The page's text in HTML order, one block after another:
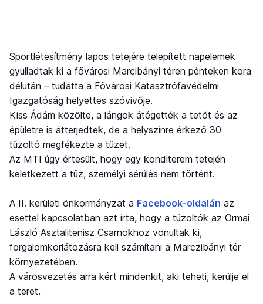
Sportlétesítmény lapos tetejére telepített napelemek
gyulladtak ki a fővárosi Marcibányi téren pénteken kora
délután – tudatta a Fővárosi Katasztrófavédelmi
Igazgatóság helyettes szóvivője.
Kiss Ádám közölte, a lángok átégették a tetőt és az
épületre is átterjedtek, de a helyszínre érkező 30
tűzoltó megfékezte a tüzet.
Az MTI úgy értesült, hogy egy konditerem tetején
keletkezett a tűz, személyi sérülés nem történt.
A II. kerületi önkormányzat a Facebook-oldalán az
esettel kapcsolatban azt írta, hogy a tűzoltók az Ormai
László Asztalitenisz Csarnokhoz vonultak ki,
forgalomkorlátozásra kell számítani a Marczibányi tér
környezetében.
A városvezetés arra kért mindenkit, aki teheti, kerülje el
a teret.